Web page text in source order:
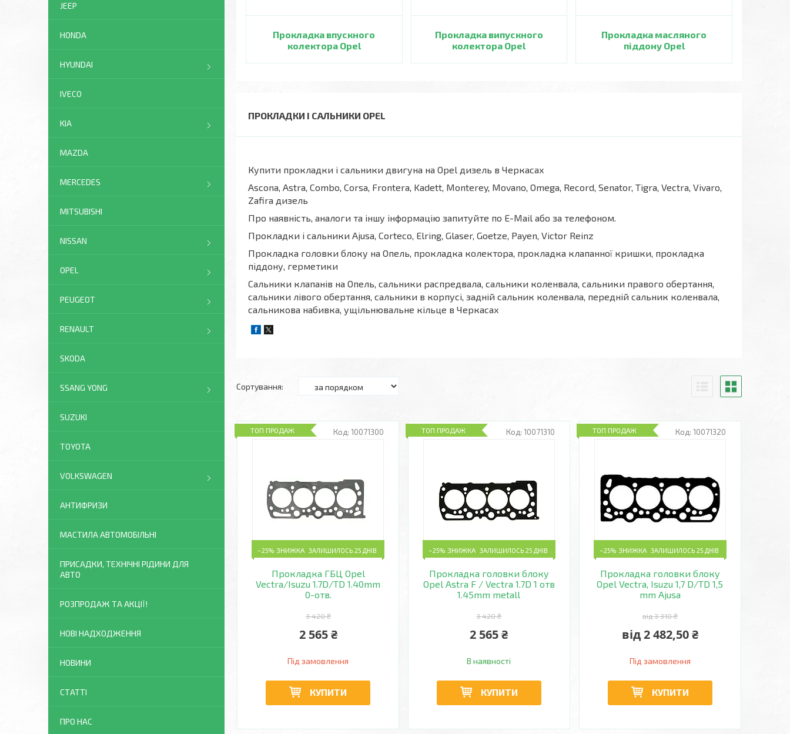
Прокладка впускного
колектора Opel
Прокладка випускного
колектора Opel
Прокладка масляного
піддону Opel
ПРОКЛАДКИ І САЛЬНИКИ OPEL
Купити прокладки і сальники двигуна на Opel дизель в Черкасах
Ascona, Astra, Combo, Corsa, Frontera, Kadett, Monterey, Movano, Omega, Record, Senator, Tigra, Vectra, Vivaro,
Zafira дизель
Про наявність, аналоги та іншу інформацію запитуйте по E-Mail або за телефоном.
Прокладки і сальники Ajusa, Corteco, Elring, Glaser, Goetze, Payen, Victor Reinz
Прокладка головки блоку на Опель, прокладка колектора, прокладка клапанної кришки, прокладка
піддону, герметики
Сальники клапанів на Опель, сальники распредвала, сальники коленвала, сальники правого обертання,
сальники лівого обертання, сальники в корпусі, задній сальник коленвала, передній сальник коленвала,
сальникова набивка, ущільнювальне кільце в Черкасах
10071300
ТОП ПРОДАЖ
–25% ЗАЛИШИЛОСЬ 25 ДНІВ
Прокладка ГБЦ Opel
Vectra/Isuzu 1.7D/TD 1.40mm
0-отв.
3 420 ₴
2 565 ₴
Під замовлення
КУПИТИ
10071310
ТОП ПРОДАЖ
–25% ЗАЛИШИЛОСЬ 25 ДНІВ
Прокладка головки блоку
Opel Astra F / Vectra 1.7D 1 отв
1.45mm metall
3 420 ₴
2 565 ₴
В наявності
КУПИТИ
10071320
ТОП ПРОДАЖ
–25% ЗАЛИШИЛОСЬ 25 ДНІВ
Прокладка головки блоку
Opel Vectra, Isuzu 1,7 D/TD 1,5
mm Ajusa
від 3 310 ₴
від 2 482,50 ₴
Під замовлення
КУПИТИ
JEEP
HONDA
HYUNDAI
IVECO
KIA
MAZDA
MERCEDES
MITSUBISHI
NISSAN
OPEL
PEUGEOT
RENAULT
SKODA
SSANG YONG
SUZUKI
TOYOTA
VOLKSWAGEN
АНТИФРИЗИ
МАСТИЛА АВТОМОБІЛЬНІ
ПРИСАДКИ, ТЕХНІЧНІ РІДИНИ ДЛЯ
АВТО
РОЗПРОДАЖ ТА АКЦІЇ!
НОВІ НАДХОДЖЕННЯ
НОВИНИ
СТАТТІ
ПРО НАС